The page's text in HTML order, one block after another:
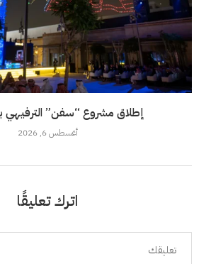
إطلاق مشروع “سفن” الترفيهي
أغسطس 6, 2026
اترك تعليقًا